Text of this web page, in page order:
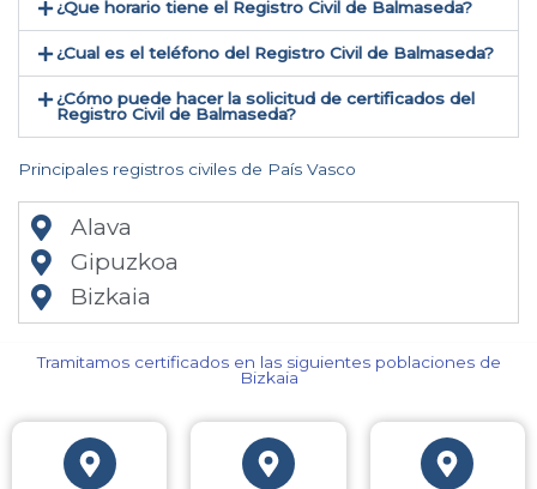
¿Que horario tiene el Registro Civil de Balmaseda?
¿Cual es el teléfono del Registro Civil de Balmaseda​?
¿Cómo puede hacer la solicitud de certificados del
Registro Civil de Balmaseda​?
Principales registros civiles de País Vasco
Alava
Gipuzkoa
Bizkaia
Tramitamos certificados en las siguientes poblaciones de
Bizkaia​